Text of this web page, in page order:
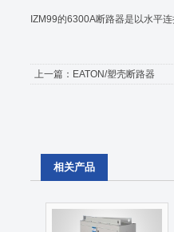
IZM99的6300A断路器是以水平
上一篇： EATON/塑壳断路器
相关产品